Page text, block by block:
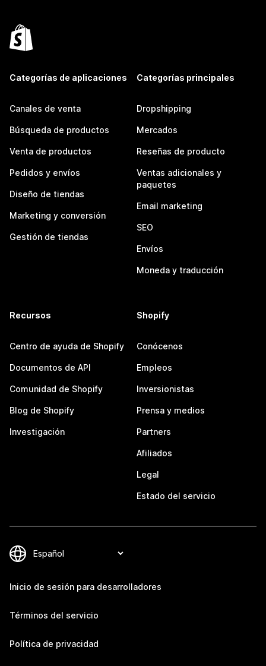
Categorías de aplicaciones
Canales de venta
Búsqueda de productos
Venta de productos
Pedidos y envíos
Diseño de tiendas
Marketing y conversión
Gestión de tiendas
Categorías principales
Dropshipping
Mercados
Reseñas de producto
Ventas adicionales y
paquetes
Email marketing
SEO
Envíos
Moneda y traducción
Recursos
Centro de ayuda de Shopify
Documentos de API
Comunidad de Shopify
Blog de Shopify
Investigación
Shopify
Conócenos
Empleos
Inversionistas
Prensa y medios
Partners
Afiliados
Legal
Estado del servicio
Inicio de sesión para desarrolladores
Términos del servicio
Política de privacidad